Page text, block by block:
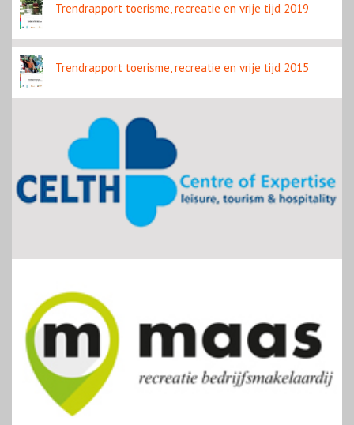
Trendrapport toerisme, recreatie en vrije tijd 2019
Trendrapport toerisme, recreatie en vrije tijd 2015